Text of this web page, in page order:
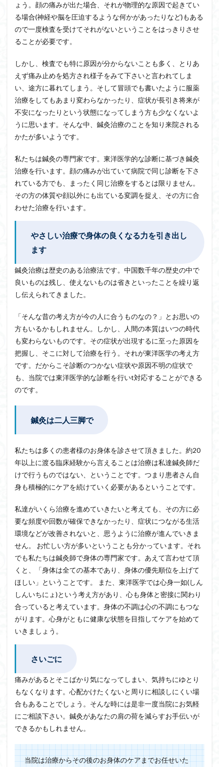
ょう。顔の痛みが出た場合、それが物理的な原因で起きてい
る場合(神経や脳を圧迫するような何かがあったりなど)もある
ので一度検査を受けてそれがないということをはっきりさせ
ることが必要です。
しかし、検査でも特に原因が分からないことも多く、とりあ
えず痛み止めを処方され様子をみて下さいと言われてしま
い、途方に暮れてしまう。そして冒頭でも書いたように服薬
治療をしてもあまり変わらなかったり、症状が長引き将来が
不安になったりという状態になってしまう方も少なくないよ
うに思います。そんな中、鍼灸治療のことを知り来院される
かたが多いようです。
私たちは鍼灸の専門家です。東洋医学的な診断に基づき鍼灸
治療を行います。顔の痛みが出ていて病院で同じ診断を下さ
れている方でも、まったく同じ治療をするとは限りません。
その方の体質や顔以外にも出ている変調を捉え、その方に合
わせた治療を行います。
やさしい治療で身体の良くなる力を引き出し
ます
鍼灸治療は歴史のある治療法です。中国数千年の歴史の中で
良いものは残し、使えないものは省きといったことを繰り返
し伝えられてきました。
「そんな昔の考え方が今の人に合うものなの？」とお思いの
方もいるかもしれません。しかし、人間の本質はいつの時代
も変わらないものです。その症状が出現するに至った原因を
把握し、そこに対して治療を行う。それが東洋医学の考え方
です。だからこそ診断のつかない症状や原因不明の症状で
も、当院では東洋医学的な診断を行いt対応することができる
のです。
鍼灸は二人三脚で
私たちは多くの患者様のお身体を診させて頂きました。約20
年以上に渡る臨床経験から言えることは治療は私達鍼灸師だ
けで行うものではない、ということです。つまり患者さん自
身も積極的にケアを続けていく必要があるということです。
私達がいくら治療を進めていきたいと考えても、その方に必
要な頻度や回数が確保できなかったり、症状につながる生活
環境などが改善されないと、思うように治療が進んでいきま
せん。 お忙しい方が多いということも分かっています。それ
でも私たちは鍼灸師で身体の専門家です。あえて言わせて頂
くと、「身体は全ての基本であり、身体の優先順位を上げて
ほしい」ということです。 また、東洋医学では心身一如(しん
しんいちにょ)という考え方があり、心も身体と密接に関わり
合っていると考えています。身体の不調は心の不調にもつな
がります。心身がともに健康な状態を目指してケアを始めて
いきましょう。
さいごに
痛みがあるとそこばかり気になってしまい、気持ちにゆとり
もなくなります。心配かけたくないと周りに相談しにくい場
合もあることでしょう。そんな時には是非一度当院にお気軽
にご相談下さい。鍼灸があなたの肩の荷を減らすお手伝いが
できるかもしれません。
当院は治療からその後のお身体のケアまでお任せいた